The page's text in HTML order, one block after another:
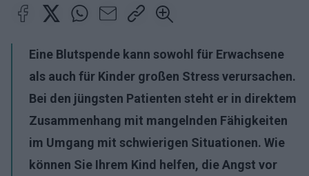
Eine Blutspende kann sowohl für Erwachsene
als auch für Kinder großen Stress verursachen.
Bei den jüngsten Patienten steht er in direktem
Zusammenhang mit mangelnden Fähigkeiten
im Umgang mit schwierigen Situationen. Wie
können Sie Ihrem Kind helfen, die Angst vor